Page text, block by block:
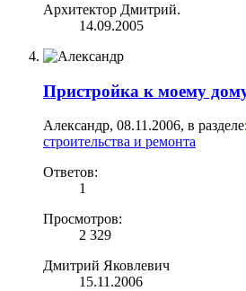
Архитектор Дмитрий.
14.09.2005
Пристройка к моему
Александр, 08.11.2006, в разделе:
строительства и ремонта
Ответов:
1
Просмотров:
2 329
Дмитрий Яковлевич
15.11.2006